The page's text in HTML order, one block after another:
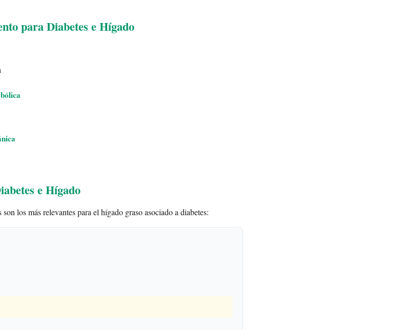
para Diabetes e Hígado
e Hígado
los más relevantes para el hígado graso asociado a diabetes: